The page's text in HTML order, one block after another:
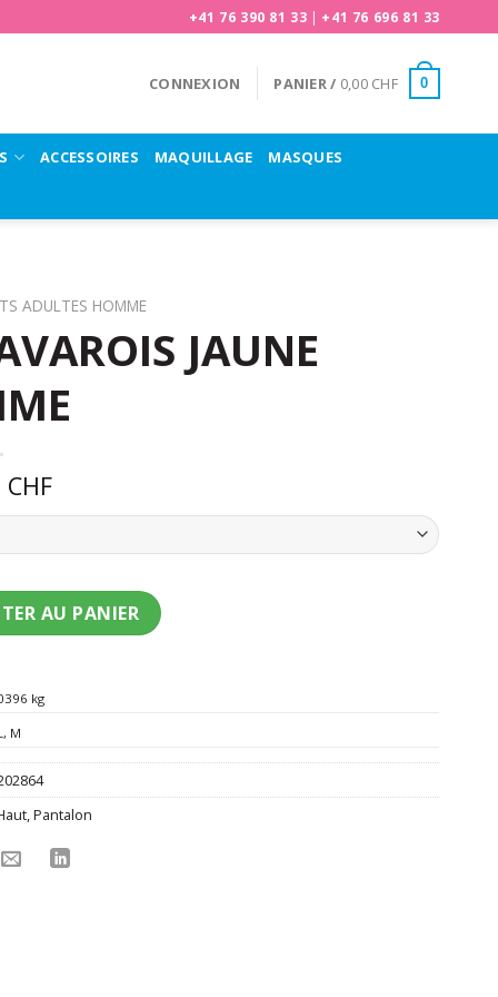
+41 76 390 81 33 | +41 76 696 81 33
CONNEXION PANIER / 0,00 CHF 0
ACCESSOIRES MAQUILLAGE MASQUES
ADULTES HOMME
JAUNE
CHF
bavarois jaune homme
AU PANIER
kg
, M
,Pantalon